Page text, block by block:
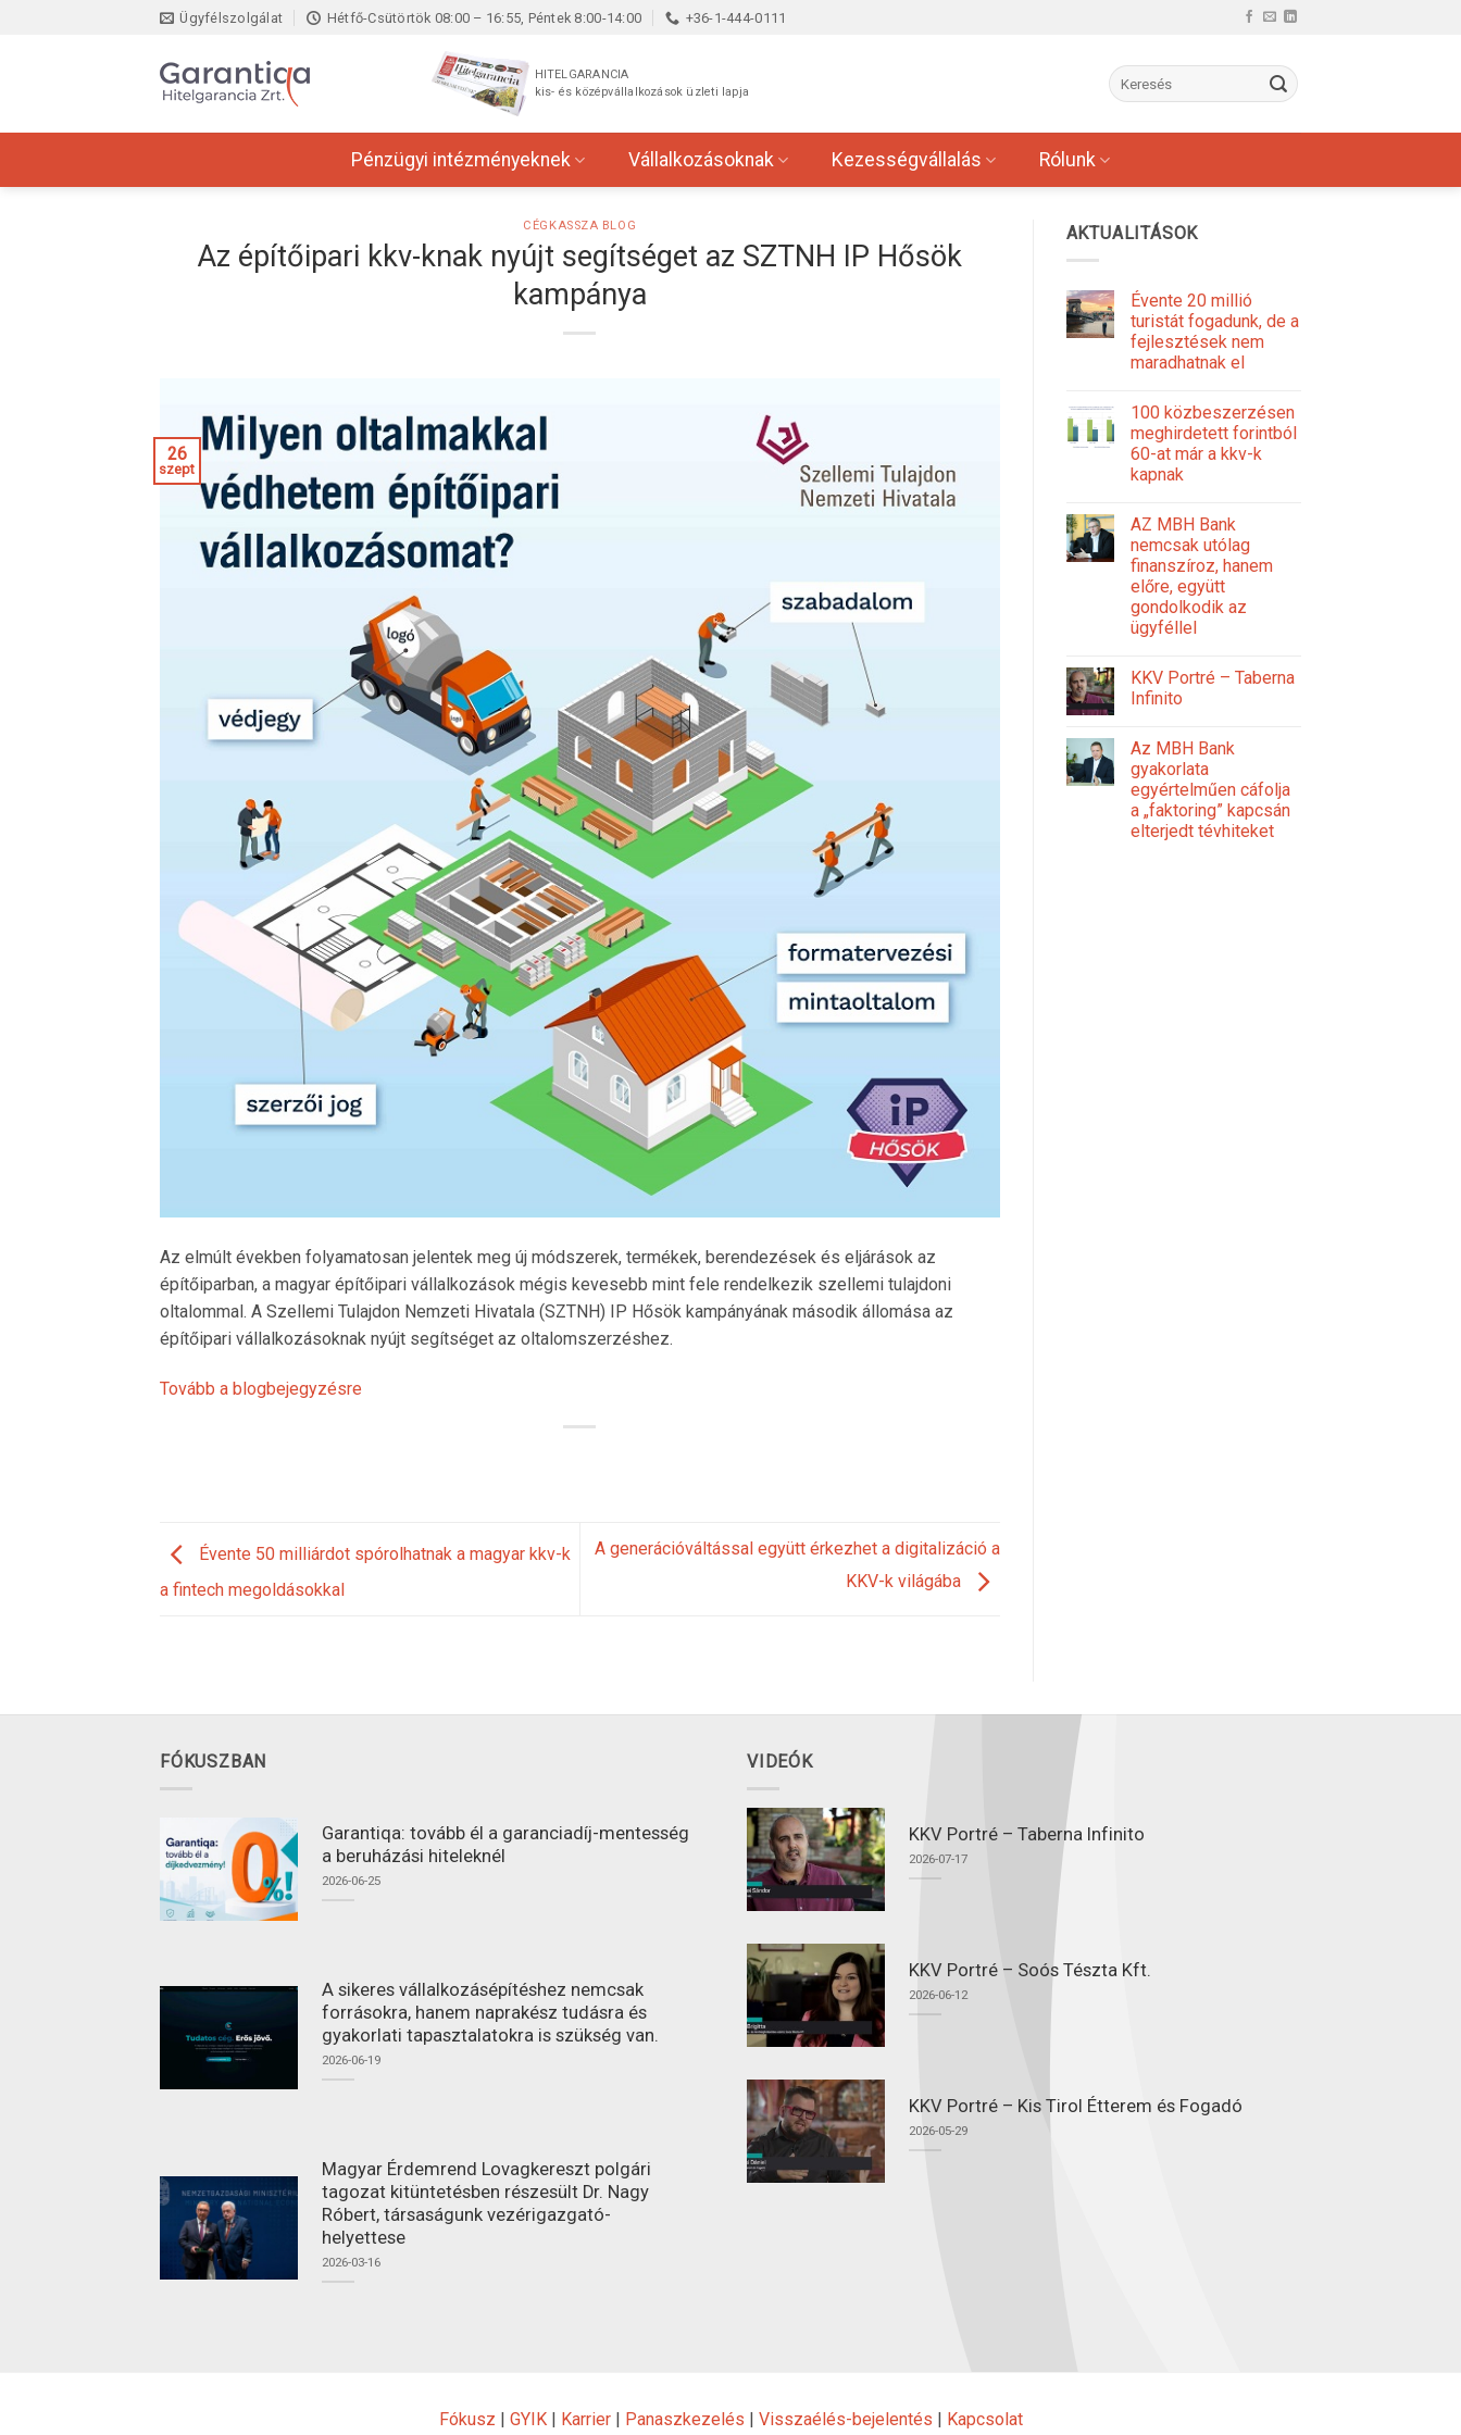
Ügyfélszolgálat Hétfő-Csütörtök 08:00 – 16:55, Péntek 8:00-14:00 +36-1-444-0111
HITELGARANCIA
kis- és középvállalkozások üzleti lapja
Pénzügyi intézményeknek Vállalkozásoknak Kezességvállalás Rólunk
CÉGKASSZA BLOG
Az építőipari kkv-knak nyújt segítséget az SZTNH IP Hősök
kampánya
26
szept
Az elmúlt években folyamatosan jelentek meg új módszerek, termékek, berendezések és eljárások az
építőiparban, a magyar építőipari vállalkozások mégis kevesebb mint fele rendelkezik szellemi tulajdoni
oltalommal. A Szellemi Tulajdon Nemzeti Hivatala (SZTNH) IP Hősök kampányának második állomása az
építőipari vállalkozásoknak nyújt segítséget az oltalomszerzéshez.
Tovább a blogbejegyzésre
Évente 50 milliárdot spórolhatnak a magyar kkv-k
a fintech megoldásokkal
A generációváltással együtt érkezhet a digitalizáció a
KKV-k világába
AKTUALITÁSOK
Évente 20 millió
turistát fogadunk, de a
fejlesztések nem
maradhatnak el
100 közbeszerzésen
meghirdetett forintból
60-at már a kkv-k
kapnak
AZ MBH Bank
nemcsak utólag
finanszíroz, hanem
előre, együtt
gondolkodik az
ügyféllel
KKV Portré – Taberna
Infinito
Az MBH Bank
gyakorlata
egyértelműen cáfolja
a „faktoring” kapcsán
elterjedt tévhiteket
FÓKUSZBAN
Garantiqa: tovább él a garanciadíj-mentesség
a beruházási hiteleknél
2026-06-25
A sikeres vállalkozásépítéshez nemcsak
forrásokra, hanem naprakész tudásra és
gyakorlati tapasztalatokra is szükség van.
2026-06-19
Magyar Érdemrend Lovagkereszt polgári
tagozat kitüntetésben részesült Dr. Nagy
Róbert, társaságunk vezérigazgató-
helyettese
2026-03-16
VIDEÓK
KKV Portré – Taberna Infinito
2026-07-17
KKV Portré – Soós Tészta Kft.
2026-06-12
KKV Portré – Kis Tirol Étterem és Fogadó
2026-05-29
Fókusz | GYIK| Karrier| Panaszkezelés | Visszaélés-bejelentés | Kapcsolat